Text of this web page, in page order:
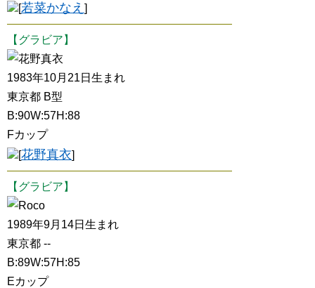
[若菜かなえ ]
【グラビア】
花野真衣
1983年10月21日生まれ
東京都 B型
B:90W:57H:88
Fカップ
[花野真衣]
【グラビア】
Roco
1989年9月14日生まれ
東京都 --
B:89W:57H:85
Eカップ